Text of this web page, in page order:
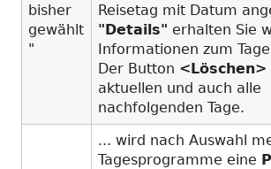
bisher
gewählt
"
Reisetag mit Datum
"Details" erhalten Sie
Informationen zum
Der Button <Löschen>
aktuellen und auch alle
nachfolgenden Tage.
... wird nach Auswahl
Tagesprogramme eine